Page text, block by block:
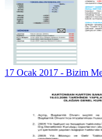
17 Ocak 2017 - Bizim